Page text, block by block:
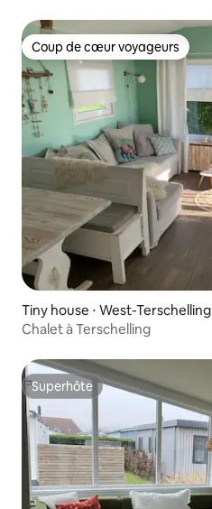
Coup de cœur voyageurs
Coup de cœur voyageurs
Tiny house ⋅ West-Terschelling
Chalet à Terschelling
Superhôte
Superhôte